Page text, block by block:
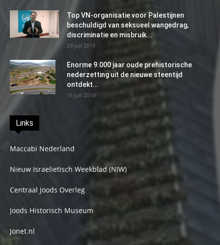
Top VN-organisatie voor Palestijnen
beschuldigd van seksueel wangedrag,
discriminatie en misbruik...
29 juli 2019
Enorme 9.000 jaar oude prehistorische
nederzetting uit de nieuwe steentijd
ontdekt...
16 juli 2019
Links
Maccabi Nederland
Nieuw Israelietisch Weekblad (NIW)
Centraal Joods Overleg
Joods Historisch Museum
Jonet.nl